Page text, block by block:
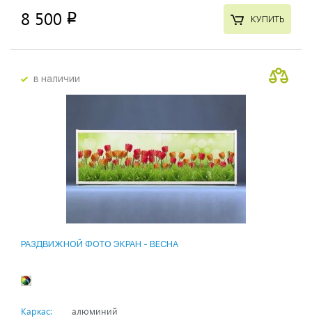
8 500 p КУПИТЬ
в наличии
РАЗДВИЖНОЙ ФОТО ЭКРАН - ВЕСНА
Каркас:
алюминий